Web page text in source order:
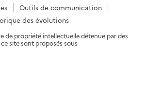
Outils de communication
des évolutions
de propriété intellectuelle détenue par des
site sont proposés sous